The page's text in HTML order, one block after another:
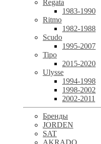
Regata
1983-1990
Ritmo
1982-1988
Scudo
1995-2007
Tipo
2015-2020
Ulysse
1994-1998
1998-2002
2002-2011
Бренды
JORDEN
SAT
AKRADO